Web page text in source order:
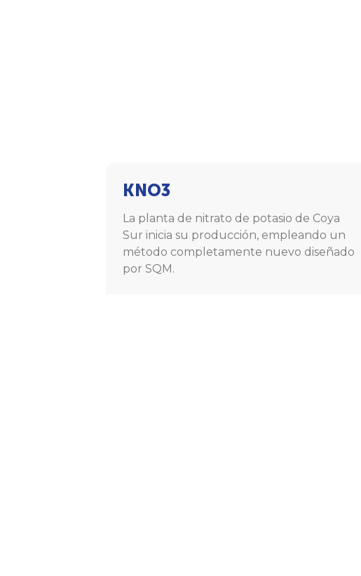
KNO3
La planta de nitrato de potasio de Coya
Sur inicia su producción, empleando un
método completamente nuevo diseñado
por SQM.